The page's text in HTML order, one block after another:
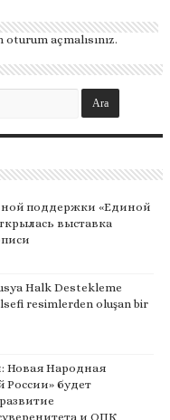
oturum açmalısınız.
поддержки «Единой
выставка
Halk Destekleme
resimlerden oluşan bir
Новая Народная
России» будет
и ОПК